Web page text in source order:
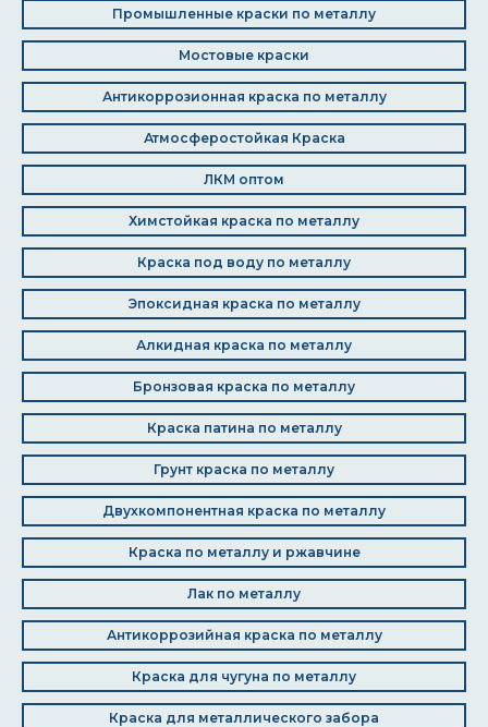
Промышленные краски по металлу
Мостовые краски
Антикоррозионная краска по металлу
Атмосферостойкая Краска
ЛКМ оптом
Химстойкая краска по металлу
Краска под воду по металлу
Эпоксидная краска по металлу
Алкидная краска по металлу
Бронзовая краска по металлу
Краска патина по металлу
Грунт краска по металлу
Двухкомпонентная краска по металлу
Краска по металлу и ржавчине
Лак по металлу
Антикоррозийная краска по металлу
Краска для чугуна по металлу
Краска для металлического забора